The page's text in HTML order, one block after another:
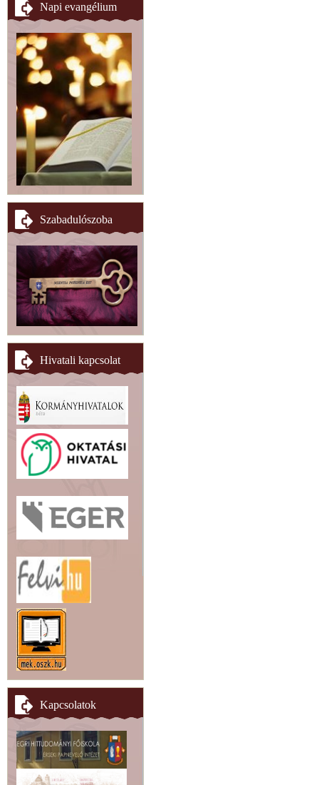
Napi evangélium
Szabadulószoba
Hivatali kapcsolat
Kapcsolatok